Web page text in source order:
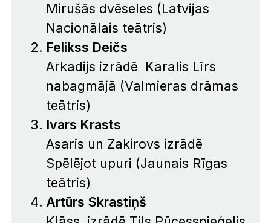
Mirušās dvēseles (Latvijas
Nacionālais teātris)
Felikss Deičs
Arkadijs izrādē Karalis Līrs
nabagmājā (Valmieras drāmas
teātris)
Ivars Krasts
Asaris un Zakirovs izrādē
Spēlējot upuri (Jaunais Rīgas
teātris)
Artūrs Skrastiņš